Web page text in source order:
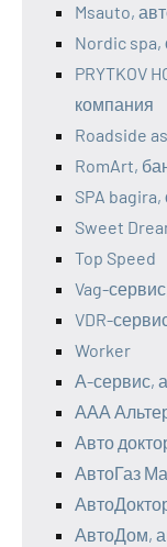
Msauto,
Nordic spa,
PRYTKOV
компания
Roadside
RomArt,
SPA bagira,
Sweet
Top Speed
Vag-
VDR-
Worker
А-сервис,
ААА
Авто
АвтоГаз
АвтоДом,